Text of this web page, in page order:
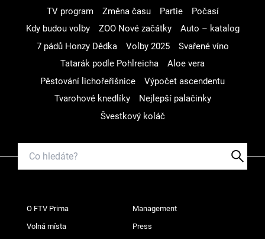
TV program
Změna času Partie
Počasí
Kdy budou volby
ZOO Nové začátky
Auto – katalog
7 pádů Honzy Dědka
Volby 2025
Svařené víno
Tatarák podle Pohlreicha
Aloe vera
Pěstování lichořeřišnice
Výpočet ascendentu
Tvarohové knedlíky
Nejlepší palačinky
Švestkový koláč
O FTV Prima Management
Volná místa Press